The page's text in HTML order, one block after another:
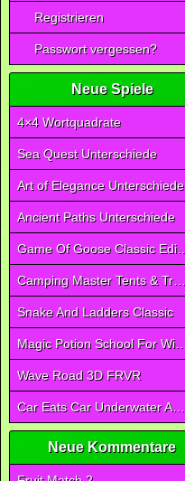
Registrieren
Passwort vergessen?
Neue Spiele
4×4 Wortquadrate
Sea Quest Unterschiede
Art of Elegance Unterschiede
Ancient Paths Unterschiede
Game Of Goose Classic Edition
Camping Master Tents & Trees
Snake And Ladders Classic
Magic Potion School For Witch
Wave Road 3D FRVR
Car Eats Car Underwater Adventure FRVR
Neue Kommentare